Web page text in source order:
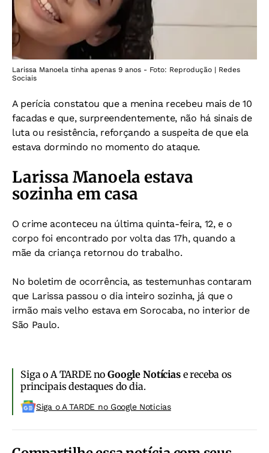
Larissa Manoela tinha apenas 9 anos - Foto: Reprodução | Redes
Sociais
A perícia constatou que a menina recebeu mais de 10
facadas e que, surpreendentemente, não há sinais de
luta ou resistência, reforçando a suspeita de que ela
estava dormindo no momento do ataque.
Larissa Manoela estava
sozinha em casa
O crime aconteceu na última quinta-feira, 12, e o
corpo foi encontrado por volta das 17h, quando a
mãe da criança retornou do trabalho.
No boletim de ocorrência, as testemunhas contaram
que Larissa passou o dia inteiro sozinha, já que o
irmão mais velho estava em Sorocaba, no interior de
São Paulo.
Siga o A TARDE noGoogle Notíciase receba os
principais destaques do dia.
Siga o A TARDE no Google Noticias